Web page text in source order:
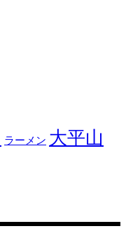
ラーメン 大平山